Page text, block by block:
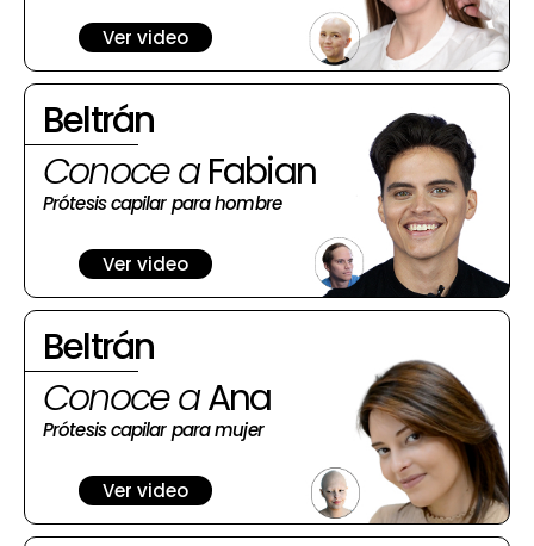
Ver video
Beltrán
Conoce aFabian
Prótesis capilar para hombre
Ver video
Beltrán
Conoce aAna
Prótesis capilar para mujer
Ver video